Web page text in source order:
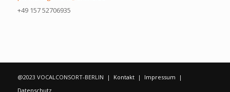
+49 157 52706935
@2023 VOCALCONSORT-BERLIN | Kontakt| Impressum |
Datenschutz